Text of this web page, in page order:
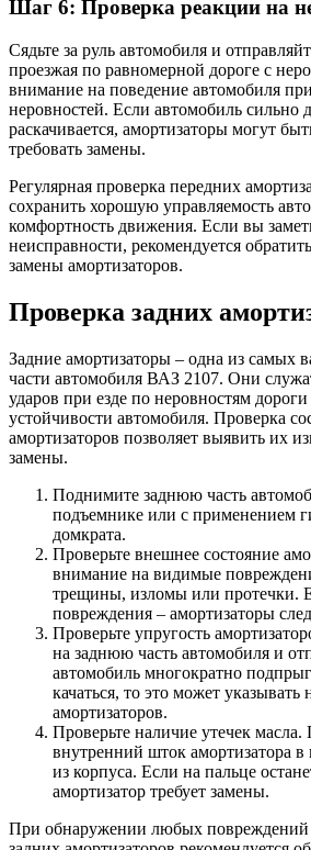
Шаг 6: Проверка реакции на
Сядьте за руль автомобиля и
проезжая по равномерной дороге с
внимание на поведение автомобиля
неровностей. Если автомобиль сильно
раскачивается, амортизаторы могут
требовать замены.
Регулярная проверка передних
сохранить хорошую управляемость
комфортность движения. Если вы
неисправности, рекомендуется
замены амортизаторов.
Проверка задних
Задние амортизаторы – одна из самых
части автомобиля ВАЗ 2107. Они
ударов при езде по неровностям
устойчивости автомобиля. Проверка
амортизаторов позволяет выявить их
замены.
Поднимите заднюю часть
подъемнике или с применением
домкрата.
Проверьте внешнее состояние
внимание на видимые
трещины, изломы или протечки.
повреждения – амортизаторы
Проверьте упругость
на заднюю часть автомобиля и
автомобиль многократно
качаться, то это может указывать
амортизаторов.
Проверьте наличие утечек
внутренний шток амортизатора в
из корпуса. Если на пальце
амортизатор требует замены.
При обнаружении любых повреждений